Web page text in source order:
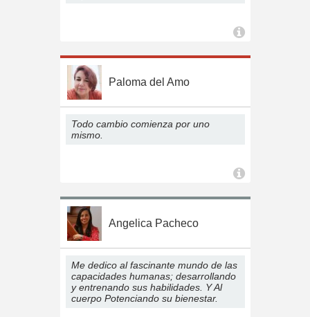
Paloma del Amo
Todo cambio comienza por uno
mismo.
Angelica Pacheco
Me dedico al fascinante mundo de las
capacidades humanas; desarrollando
y entrenando sus habilidades. Y Al
cuerpo Potenciando su bienestar.